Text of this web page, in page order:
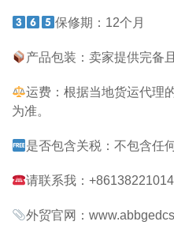
保修期：12个月
产品包装：卖家提供完备
运费：根据当地货运代理
为准。
是否包含关税：不包含任
请联系我：
外贸官网：